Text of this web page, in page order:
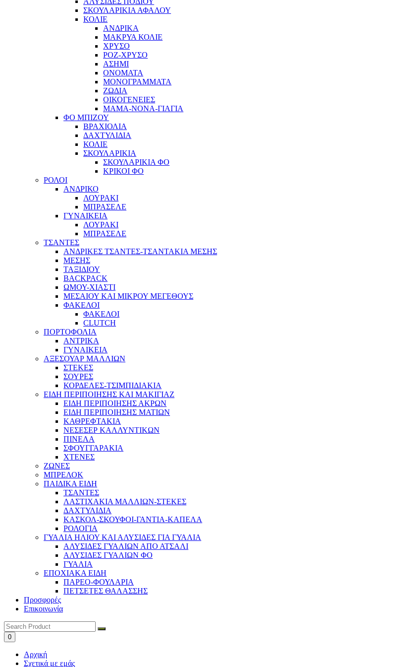
ΣΚΟΥΛΑΡΙΚΙΑ ΑΦΑΛΟΥ
ΚΟΛΙΕ
ΑΝΔΡΙΚΑ
ΜΑΚΡΥΑ ΚΟΛΙΕ
ΧΡΥΣΟ
ΡΟΖ-ΧΡΥΣΟ
ΑΣΗΜΙ
ΟΝΟΜΑΤΑ
ΜΟΝΟΓΡΑΜΜΑΤΑ
ΖΩΔΙΑ
ΟΙΚΟΓΕΝΕΙΕΣ
ΜΑΜΑ-ΝΟΝΑ-ΓΙΑΓΙΑ
ΦΟ ΜΠΙΖΟΥ
ΒΡΑΧΙΟΛΙΑ
ΔΑΧΤΥΛΙΔΙΑ
ΚΟΛΙΕ
ΣΚΟΥΛΑΡΙΚΙΑ
ΣΚΟΥΛΑΡΙΚΙΑ ΦΟ
ΚΡΙΚΟΙ ΦΟ
ΡΟΛΟΙ
ΑΝΔΡΙΚΟ
ΛΟΥΡΑΚΙ
ΜΠΡΑΣΕΛΕ
ΓΥΝΑΙΚΕΙΑ
ΛΟΥΡΑΚΙ
ΜΠΡΑΣΕΛΕ
ΤΣΑΝΤΕΣ
ΑΝΔΡΙΚΕΣ ΤΣΑΝΤΕΣ-ΤΣΑΝΤΑΚΙΑ ΜΕΣΗΣ
ΜΕΣΗΣ
ΤΑΞΙΔΙΟΥ
BACKPACK
ΩΜΟΥ-ΧΙΑΣΤΙ
ΜΕΣΑΙΟΥ ΚΑΙ ΜΙΚΡΟΥ ΜΕΓΕΘΟΥΣ
ΦΑΚΕΛΟΙ
ΦΑΚΕΛΟΙ
CLUTCH
ΠΟΡΤΟΦΟΛΙΑ
ΑΝΤΡΙΚΑ
ΓΥΝΑΙΚΕΙΑ
ΑΞΕΣΟΥΑΡ ΜΑΛΛΙΩΝ
ΣΤΕΚΕΣ
ΣΟΥΡΕΣ
ΚΟΡΔΕΛΕΣ-ΤΣΙΜΠΙΔΙΑΚΙΑ
ΕΙΔΗ ΠΕΡΙΠΟΙΗΣΗΣ ΚΑΙ ΜΑΚΙΓΙΑΖ
ΕΙΔΗ ΠΕΡΙΠΟΙΗΣΗΣ ΑΚΡΩΝ
ΕΙΔΗ ΠΕΡΙΠΟΙΗΣΗΣ ΜΑΤΙΩΝ
ΚΑΘΡΕΦΤΑΚΙΑ
ΝΕΣΕΣΕΡ ΚΑΛΛΥΝΤΙΚΩΝ
ΠΙΝΕΛΑ
ΣΦΟΥΓΓΑΡΑΚΙΑ
ΧΤΕΝΕΣ
ΖΩΝΕΣ
ΜΠΡΕΛΟΚ
ΠΑΙΔΙΚΑ ΕΙΔΗ
ΤΣΑΝΤΕΣ
ΛΑΣΤΙΧΑΚΙΑ ΜΑΛΛΙΩΝ-ΣΤΕΚΕΣ
ΔΑΧΤΥΛΙΔΙΑ
ΚΑΣΚΟΛ-ΣΚΟΥΦΟΙ-ΓΑΝΤΙΑ-ΚΑΠΕΛΑ
ΡΟΛΟΓΙΑ
ΓΥΑΛΙΑ ΗΛΙΟΥ ΚΑΙ ΑΛΥΣΙΔΕΣ ΓΙΑ ΓΥΑΛΙΑ
ΑΛΥΣΙΔΕΣ ΓΥΑΛΙΩΝ ΑΠΟ ΑΤΣΑΛΙ
ΑΛΥΣΙΔΕΣ ΓΥΑΛΙΩΝ ΦΟ
ΓΥΑΛΙΑ
ΕΠΟΧΙΑΚΑ ΕΙΔΗ
ΠΑΡΕΟ-ΦΟΥΛΑΡΙΑ
ΠΕΤΣΕΤΕΣ ΘΑΛΑΣΣΗΣ
Προσφορές
Επικοινωνία
0
Αρχική
Σχετικά με εμάς